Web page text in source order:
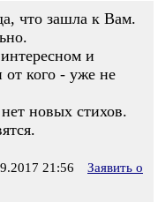
что зашла к Вам.
и
от кого - уже не
новых стихов.
21:56
Заявить о